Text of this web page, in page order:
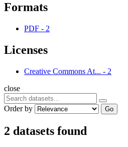
Formats
PDF - 2
Licenses
Creative Commons At... - 2
close
Order by Go
2 datasets found